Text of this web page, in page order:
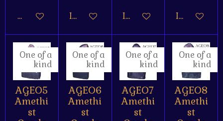
Houd mij op de hoogte
In winkelwagenIn winkelwagen
In
One of a
kind
AGEO5
Amethi
st
One of a
kind
AGEO6
Amethi
st
One of a
kind
AGEO7
Amethi
st
One of a
kind
AGEO8
Amethi
st